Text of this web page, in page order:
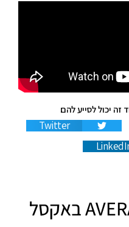
יכול לסייע להם
Twitter